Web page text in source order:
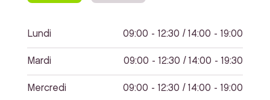
Lundi 09:00 - 12:30 / 14:00 - 19:00
Mardi 09:00 - 12:30 / 14:00 - 19:30
Mercredi 09:00 - 12:30 / 14:00 - 19:00